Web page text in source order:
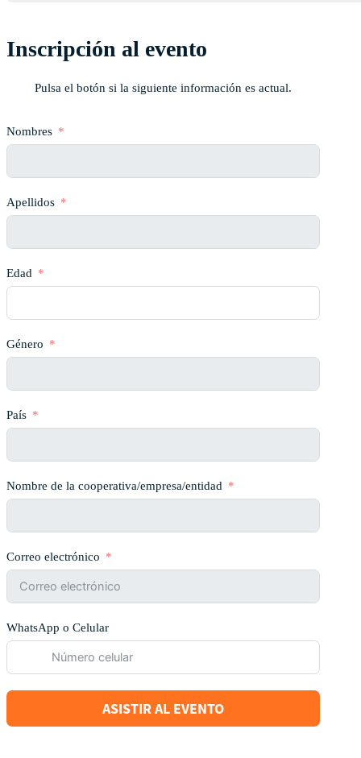
Inscripción al evento
Pulsa el botón si la siguiente información es actual.
Nombres
Apellidos
Edad
Género
País
Nombre de la cooperativa/empresa/entidad
Correo electrónico
WhatsApp o Celular
ASISTIR AL EVENTO